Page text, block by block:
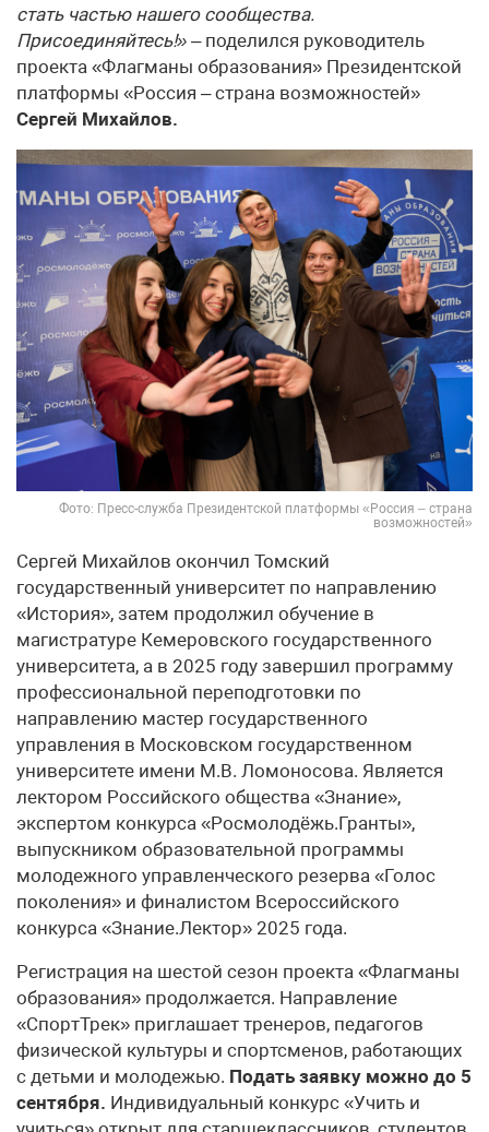
стать частью нашего сообщества.
Присоединяйтесь!» – поделился руководитель
проекта «Флагманы образования» Президентской
платформы «Россия – страна возможностей»
Сергей Михайлов.
Фото: Пресс-служба Президентской платформы «Россия – страна
возможностей»
Сергей Михайлов окончил Томский
государственный университет по направлению
«История», затем продолжил обучение в
магистратуре Кемеровского государственного
университета, а в 2025 году завершил программу
профессиональной переподготовки по
направлению мастер государственного
управления в Московском государственном
университете имени М.В. Ломоносова. Является
лектором Российского общества «Знание»,
экспертом конкурса «Росмолодёжь.Гранты»,
выпускником образовательной программы
молодежного управленческого резерва «Голос
поколения» и финалистом Всероссийского
конкурса «Знание.Лектор» 2025 года.
Регистрация на шестой сезон проекта «Флагманы
образования» продолжается. Направление
«СпортТрек» приглашает тренеров, педагогов
физической культуры и спортсменов, работающих
с детьми и молодежью. Подать заявку можно до 5
сентября. Индивидуальный конкурс «Учить и